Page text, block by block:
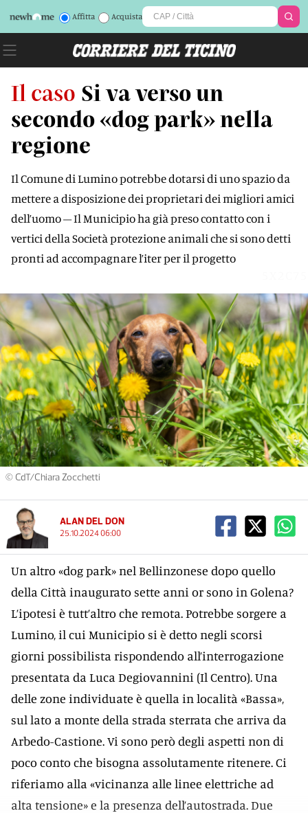
Affitta Acquista
Il caso Si va verso un
secondo «dog park» nella
regione
Il Comune di Lumino potrebbe dotarsi di uno spazio da
mettere a disposizione dei proprietari dei migliori amici
dell’uomo – Il Municipio ha già preso contatto con i
vertici della Società protezione animali che si sono detti
pronti ad accompagnare l’iter per il progetto
© CdT/Chiara Zocchetti
ALAN DEL DON
25.10.2024 06:00
Un altro «dog park» nel Bellinzonese dopo quello
della Città inaugurato sette anni or sono in Golena?
L’ipotesi è tutt’altro che remota. Potrebbe sorgere a
Lumino, il cui Municipio si è detto negli scorsi
giorni possibilista rispondendo all’interrogazione
presentata da Luca Degiovannini (Il Centro). Una
delle zone individuate è quella in località «Bassa»,
sul lato a monte della strada sterrata che arriva da
Arbedo-Castione. Vi sono però degli aspetti non di
poco conto che bisogna assolutamente ritenere. Ci
riferiamo alla «vicinanza alle linee elettriche ad
alta tensione» e la presenza dell’autostrada. Due